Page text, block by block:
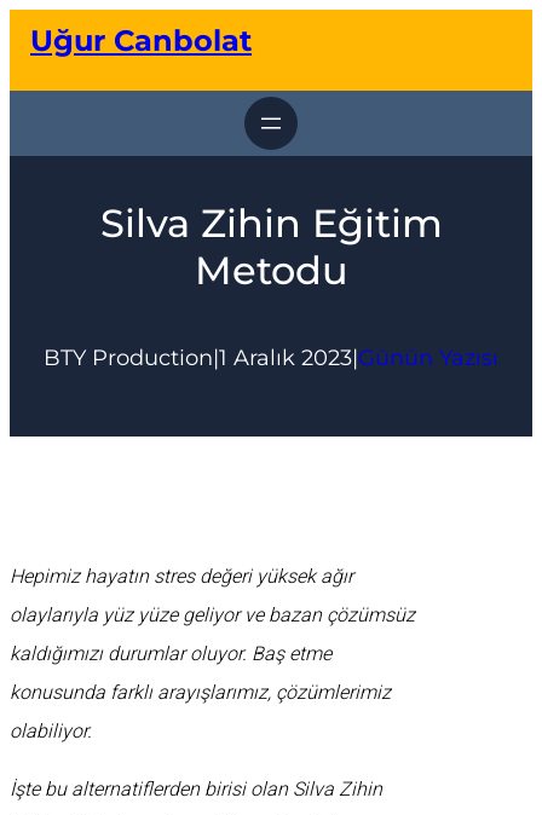
geçUğur Canbolat
Silva Zihin Eğitim
Metodu
BTY Production|1 Aralık 2023|Günün Yazısı
Hepimiz hayatın stres değeri yüksek ağır
olaylarıyla yüz yüze geliyor ve bazan çözümsüz
kaldığımızı durumlar oluyor. Baş etme
konusunda farklı arayışlarımız, çözümlerimiz
olabiliyor.
İşte bu alternatiflerden birisi olan Silva Zihin